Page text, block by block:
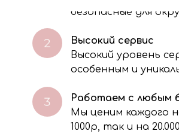
электронную форму, Вы даете согласие
Вами информации на условиях
безопасные для
Высокий сервис
Высокий уровень
особенным и
Работаем с любым
Мы ценим каждого
1000р, так и на